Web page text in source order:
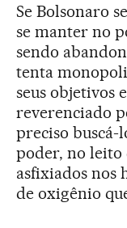
Se Bolsonaro
se manter no
sendo
tenta
seus objetivos
reverenciado
preciso buscá-
poder, no leito
asfixiados nos
de oxigênio